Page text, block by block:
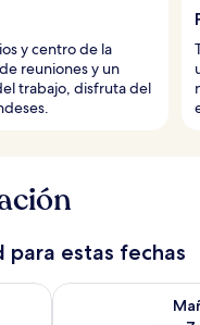
y centro de la
reuniones y un
trabajo, disfruta del
para estas fechas
ago 6 - ago 7
Consulta la